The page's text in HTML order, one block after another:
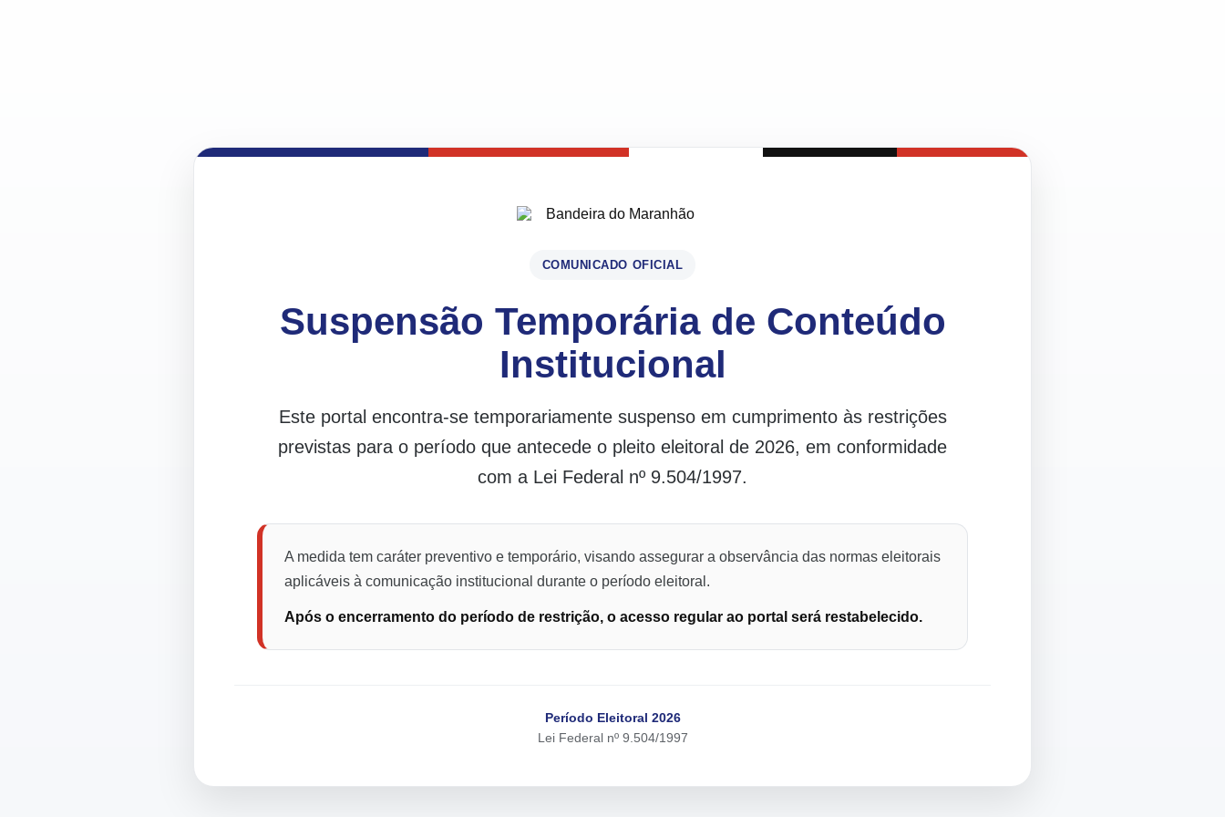
COMUNICADO OFICIAL
Suspensão Temporária de Conteúdo
Institucional
Este portal encontra-se temporariamente suspenso em cumprimento às restrições
previstas para o período que antecede o pleito eleitoral de 2026, em conformidade
com a Lei Federal nº 9.504/1997.
A medida tem caráter preventivo e temporário, visando assegurar a observância das normas eleitorais
aplicáveis à comunicação institucional durante o período eleitoral.
Após o encerramento do período de restrição, o acesso regular ao portal será restabelecido.
Período Eleitoral 2026
Lei Federal nº 9.504/1997